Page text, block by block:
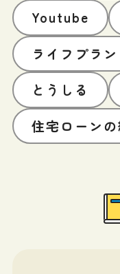
Youtube
ライフプラン
とうしる
住宅ローン